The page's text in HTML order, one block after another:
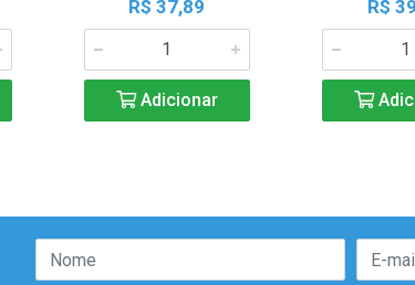
R$ 37,89
Adicionar
R$